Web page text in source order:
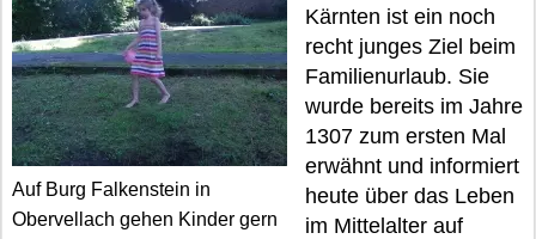
Auf Burg Falkenstein in
Obervellach gehen Kinder gern
Kärnten ist ein noch
recht junges Ziel beim
Familienurlaub. Sie
wurde bereits im Jahre
1307 zum ersten Mal
erwähnt und informiert
heute über das Leben
im Mittelalter auf